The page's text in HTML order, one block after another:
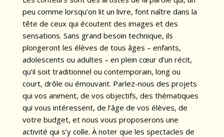
peu comme lorsqu’on lit un livre, font naître dans la
tête de ceux qui écoutent des images et des
sensations. Sans grand besoin technique, ils
plongeront les élèves de tous âges – enfants,
adolescents ou adultes – en plein cœur d’un récit,
qu’il soit traditionnel ou contemporain, long ou
court, drôle ou émouvant. Parlez-nous des projets
qui vos animent, de vos objectifs, des thématiques
qui vous intéressent, de l’âge de vos élèves, de
votre budget, et nous vous proposerons une
activité qui s’y colle. À noter que les spectacles de